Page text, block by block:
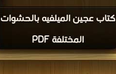
كتاب عجين الميلفيه بالحشوات
المختلفة PDF